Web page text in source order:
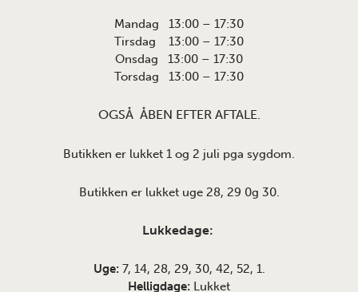
Mandag 13:00 – 17:30
Tirsdag 13:00 – 17:30
Onsdag 13:00 – 17:30
Torsdag 13:00 – 17:30
OGSÅ ÅBEN EFTER AFTALE.
Butikken er lukket 1 og 2 juli pga sygdom.
Butikken er lukket uge 28, 29 0g 30.
Lukkedage:
Uge: 7, 14, 28, 29, 30, 42, 52, 1.
Helligdage: Lukket